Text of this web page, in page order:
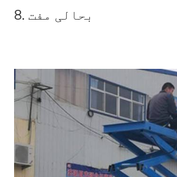
8. بحالی مفت